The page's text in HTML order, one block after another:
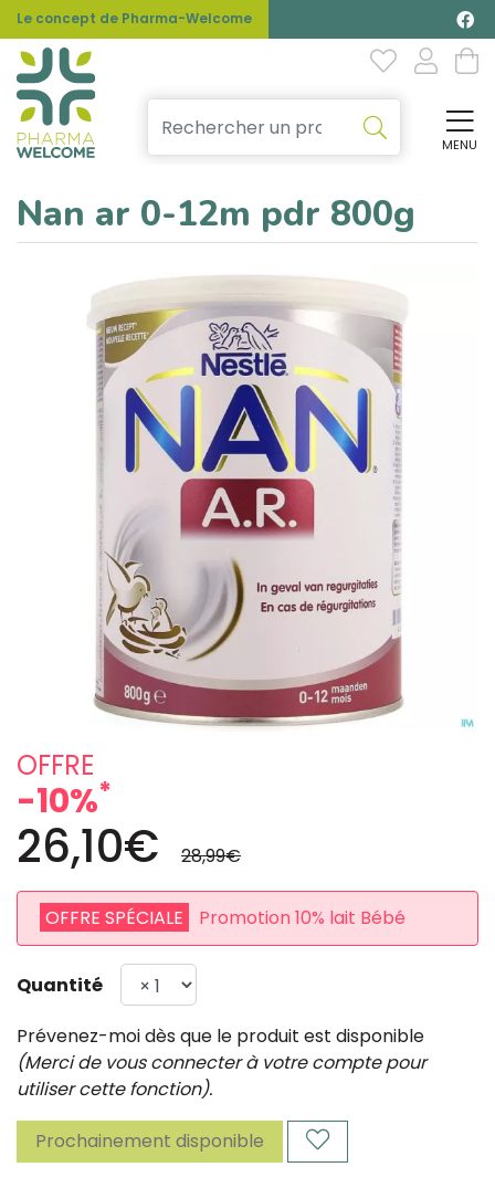
Le concept de Pharma-Welcome
MENU
Nan ar 0-12m pdr 800g
OFFRE
-10%*
26,10€ 28,99€
OFFRE SPÉCIALE Promotion 10% lait Bébé
Quantité
Prévenez-moi dès que le produit est disponible
(Merci de vous connecter à votre compte pour
utiliser cette fonction).
Prochainement disponible